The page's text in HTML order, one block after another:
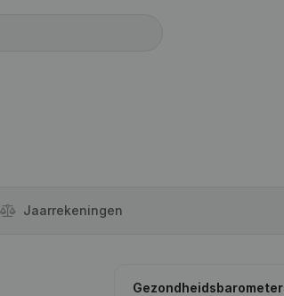
Jaar­rekeningen
Gezondheidsbarometer